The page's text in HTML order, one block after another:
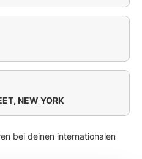
NEW YORK
bei deinen internationalen